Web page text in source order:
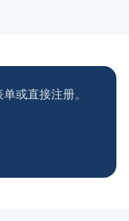
或直接注册。